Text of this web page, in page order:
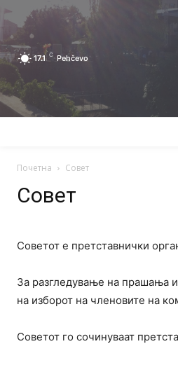
17.1 C Pehčevo
Почетна Совет
Совет
Советот е претставнички
За разгледување на прашања
на изборот на членовите на
Советот го сочинуваат